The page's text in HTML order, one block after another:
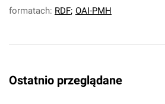
formatach: RDF; OAI-PMH
Ostatnio przeglądane